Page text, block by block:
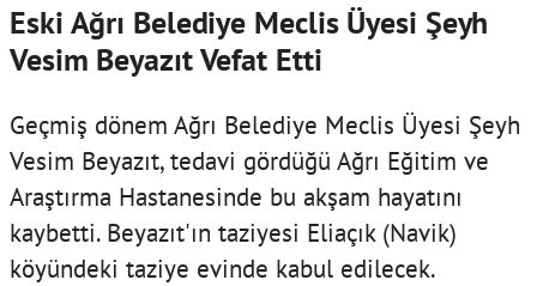
Eski Ağrı Belediye Meclis Üyesi Şeyh
Vesim Beyazıt Vefat Etti
Geçmiş dönem Ağrı Belediye Meclis Üyesi Şeyh
Vesim Beyazıt, tedavi gördüğü Ağrı Eğitim ve
Araştırma Hastanesinde bu akşam hayatını
kaybetti. Beyazıt'ın taziyesi Eliaçık (Navik)
köyündeki taziye evinde kabul edilecek.